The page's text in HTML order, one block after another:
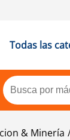
Todas las
& Minería